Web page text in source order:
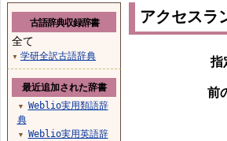
アクセスラ
指
前
古語辞典収録辞書
全て
▼ 学研全訳古語辞典
最近追加された辞書
▼
Weblio実用類語辞
典
▼ Weblio実用英語辞